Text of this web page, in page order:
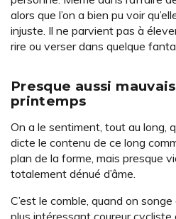
alors que l’on a bien pu voir
injuste. Il ne parvient pas à
rire ou verser dans quelque
Presque aussi
printemps
On a le sentiment, tout au long,
dicte le contenu de ce long
plan de la forme, mais presque
totalement dénué d’âme.
C’est le comble, quand on
plus intéressant coureur cycliste